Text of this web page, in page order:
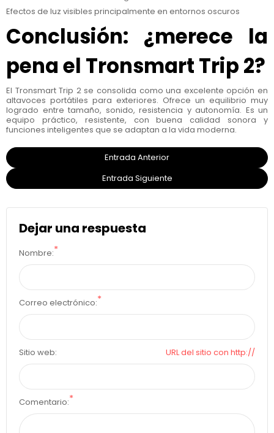
Efectos de luz visibles principalmente en entornos oscuros
Conclusión: ¿merece la
pena el Tronsmart Trip 2?
El Tronsmart Trip 2 se consolida como una excelente opción en
altavoces portátiles para exteriores. Ofrece un equilibrio muy
logrado entre tamaño, sonido, resistencia y autonomía. Es un
equipo práctico, resistente, con buena calidad sonora y
funciones inteligentes que se adaptan a la vida moderna.
Entrada Anterior
Entrada Siguiente
Dejar una respuesta
Nombre:*
Correo electrónico:*
Sitio web: URL del sitio con http://
Comentario:*